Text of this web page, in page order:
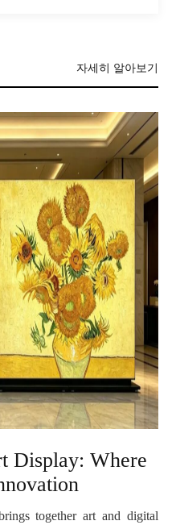
자세히 알아보기
Display: Where
together art and digital